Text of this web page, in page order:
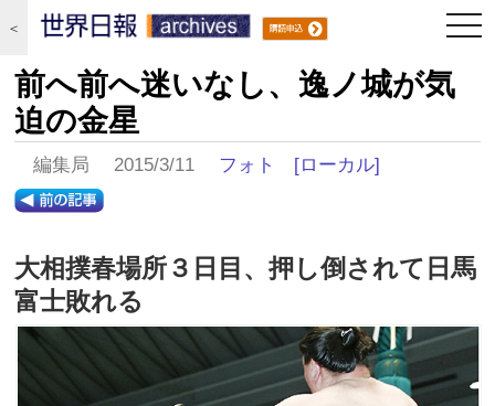
＜
前へ前へ迷いなし、逸ノ城が気
迫の金星
編集局 2015/3/11 フォト [ローカル]
大相撲春場所３日目、押し倒されて日馬
富士敗れる